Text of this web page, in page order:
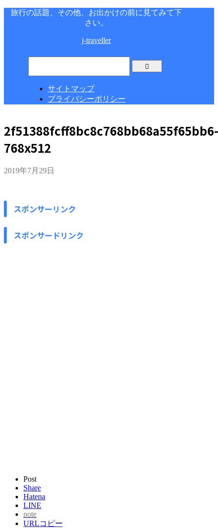
旅行の話題、その他、お出かけの前に見てみて下
さい。
j-traveller
サイトマップ
プライバシーポリシー
2f51388fcff8bc8c768bb68a55f65bb6-
768x512
2019年7月29日
スポンサーリンク
スポンサードリンク
Post
Share
Hatena
LINE
note
URLコピー